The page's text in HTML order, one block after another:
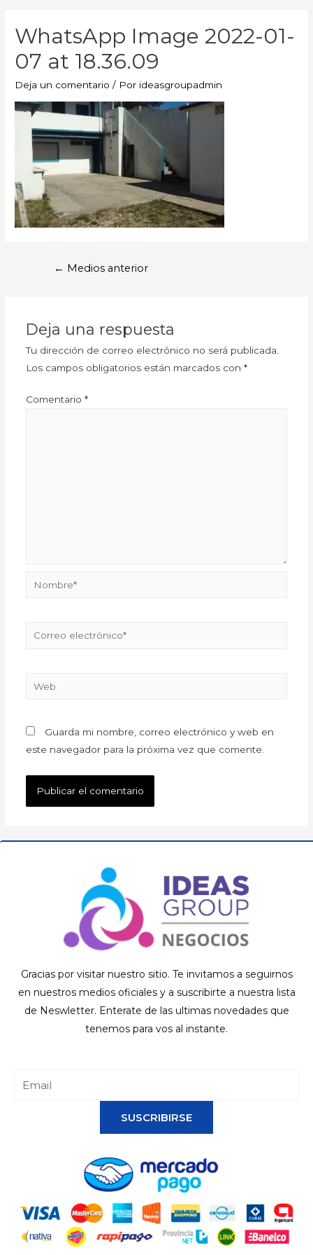
WhatsApp Image 2022-01-
07 at 18.36.09
Deja un comentario / Por ideasgroupadmin
← Medios anterior
Deja una respuesta
Tu dirección de correo electrónico no será publicada.
Los campos obligatorios están marcados con *
Comentario *
Guarda mi nombre, correo electrónico y web en
este navegador para la próxima vez que comente.
Gracias por visitar nuestro sitio. Te invitamos a seguirnos
en nuestros medios oficiales y a suscribirte a nuestra lista
de Neswletter. Enterate de las ultimas novedades que
tenemos para vos al instante.
SUSCRIBIRSE